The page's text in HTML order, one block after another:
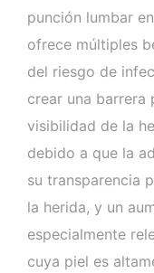
punción lumbar
ofrece múltiples
del riesgo de
crear una
visibilidad de la
debido a que la
su transparencia
la herida, y un
especialmente
cuya piel es